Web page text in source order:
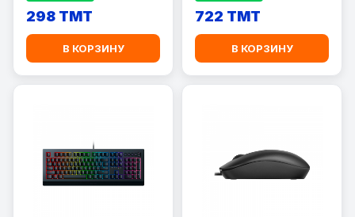
298 TMT
В КОРЗИНУ
722 TMT
В КОРЗИНУ